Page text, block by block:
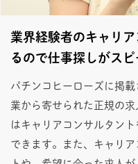
業界経験者のキャリ
るので仕事探しがス
パチンコヒーローズに掲
業から寄せられた正規の
はキャリアコンサルタン
できます。また、キャリ